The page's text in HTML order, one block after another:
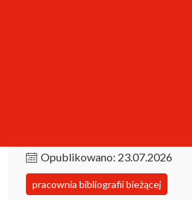
Opublikowano: 23.07.2026
pracownia bibliografii bieżącej